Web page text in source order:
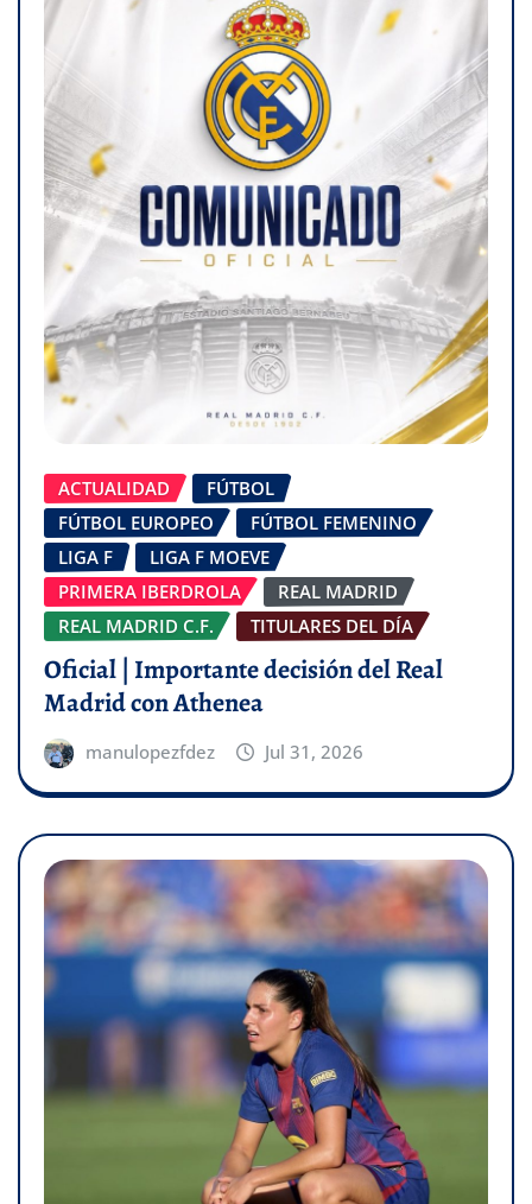
ACTUALIDAD
FÚTBOL
FÚTBOL EUROPEO
FÚTBOL FEMENINO
LIGA F
LIGA F MOEVE
PRIMERA IBERDROLA
REAL MADRID
REAL MADRID C.F.
TITULARES DEL DÍA
Oficial | Importante decisión del Real
Madrid con Athenea
manulopezfdez Jul 31, 2026